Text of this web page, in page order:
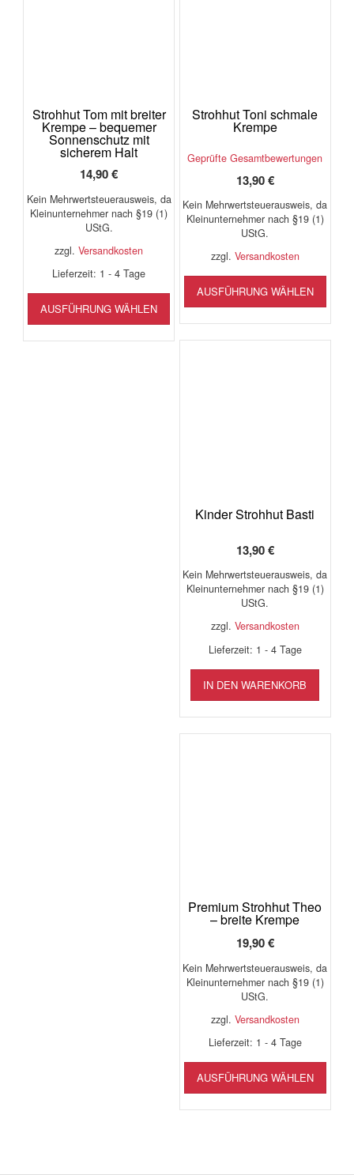
Strohhut Tom mit breiter
Krempe – bequemer
Sonnenschutz mit
sicherem Halt
14,90€
Kein Mehrwertsteuerausweis, da
Kleinunternehmer nach §19 (1)
UStG.
zzgl.Versandkosten
Lieferzeit: 1 - 4 Tage
AUSFÜHRUNG WÄHLEN
Dieses
Produkt
weist
mehrere
werden
Strohhut Toni schmale
Krempe
Geprüfte Gesamtbewertungen
13,90€
Kein Mehrwertsteuerausweis, da
Kleinunternehmer nach §19 (1)
UStG.
zzgl. Versandkosten
AUSFÜHRUNG WÄHLEN
weist
Kinder Strohhut Basti
13,90€
Kein Mehrwertsteuerausweis, da
Kleinunternehmer nach §19 (1)
UStG.
zzgl. Versandkosten
Lieferzeit: 1 - 4 Tage
IN DEN WARENKORB
Premium Strohhut Theo
– breite Krempe
19,90€
Kein Mehrwertsteuerausweis, da
Kleinunternehmer nach §19 (1)
UStG.
zzgl. Versandkosten
Lieferzeit: 1 - 4 Tage
AUSFÜHRUNG WÄHLEN
weist